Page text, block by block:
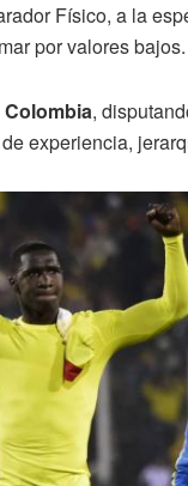
Físico, a la
por valores bajos.
,
experiencia,